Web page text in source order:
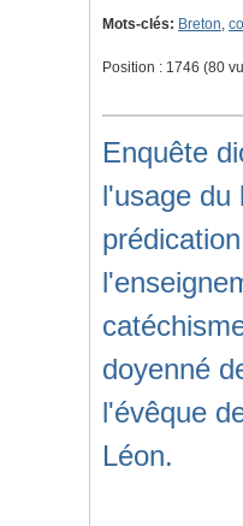
Mots-clés: Breton,
Position : 1746 (80
Enquête
l'usage du
doyenné
l'évêque
Léon.